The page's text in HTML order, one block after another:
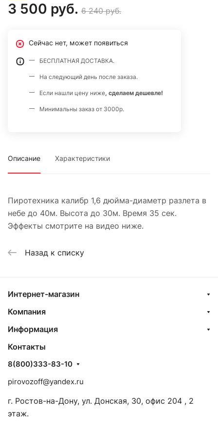
3 500 руб. 6 240 руб.
Сейчас нет, может появиться
БЕСПЛАТНАЯ ДОСТАВКА.
На следующий день после заказа.
Если нашли цену ниже, сделаем дешевле!
Минимальны заказ от 3000р.
Описание Характеристики
Пиротехника калибр 1,6 дюйма-диаметр разлета в
небе до 40м. Высота до 30м. Время 35 сек.
Эффекты смотрите на видео ниже.
Назад к списку
Интернет-магазин
Компания
Информация
Контакты
8(800)333-83-10
pirovozoff@yandex.ru
г. Ростов-на-Дону, ул. Донская, 30, офис 204 , 2
этаж.